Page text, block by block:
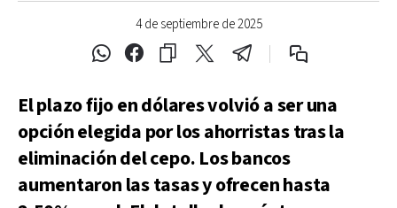
4 de septiembre de 2025
El plazo fijo en dólares volvió a ser una
opción elegida por los ahorristas tras la
eliminación del cepo. Los bancos
aumentaron las tasas y ofrecen hasta